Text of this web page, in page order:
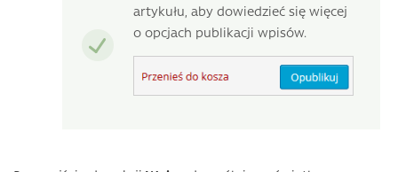
artykułu, aby dowiedzieć się więcej
o opcjach publikacji wpisów.